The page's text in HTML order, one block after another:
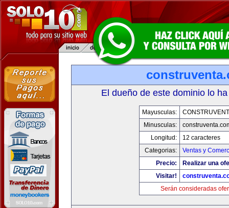
El dueño de este dominio lo
Mayusculas:
Minusculas:
Longitud:
12 caracteres
Categorias:
Ventas y
Precio:
Realizar una
Visitar!
Serán consideradas